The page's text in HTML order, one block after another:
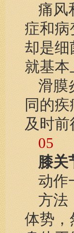
痛风
症和病
却是细
就基
滑膜
同的
及时
05
膝关
动作
方法
体势，